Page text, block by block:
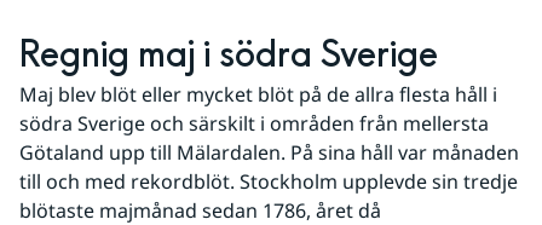
Regnig maj i södra Sverige
Maj blev blöt eller mycket blöt på de allra flesta håll i
södra Sverige och särskilt i områden från mellersta
Götaland upp till Mälardalen. På sina håll var månaden
till och med rekordblöt. Stockholm upplevde sin tredje
blötaste majmånad sedan 1786, året då